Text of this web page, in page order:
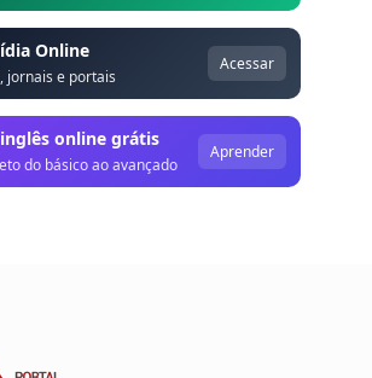
Online
jornais e portais
Acessar
online grátis
do básico ao avançado
Aprender